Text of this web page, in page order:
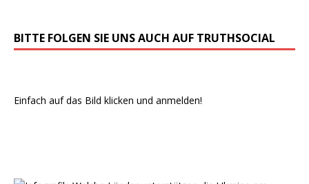
BITTE FOLGEN SIE UNS AUCH AUF TRUTHSOCIAL
Einfach auf das Bild klicken und anmelden!